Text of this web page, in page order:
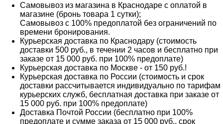
Самовывоз из магазина в Краснодаре с оплатой в
магазине (бронь товара 1 сутки);
Самовывоз с 100% предоплатой без ограничений по
времени бронирования.
Курьерская доставка по Краснодару (стоимость
доставки 500 руб., в течении 2 часов и бесплатно при
заказе от 15 000 руб. при 100% предоплате)
Курьерская доставка по Москве - от 150 руб.!
Курьерская доставка по России (стоимость и срок
доставки рассчитывается индивидуально по тарифам
курьерских служб, бесплатная доставка при заказе от
15 000 руб. при 100% предоплате)
Доставка Почтой России (бесплатно при 100%
предоплате и сумме заказа от 15 000 руб., срок